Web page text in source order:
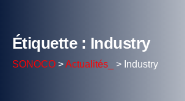
Étiquette : Industry
SONOCO >Actualités_ > Industry